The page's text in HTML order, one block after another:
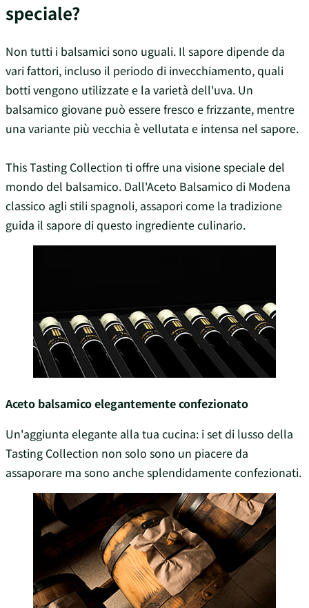
speciale?
Non tutti i balsamici sono uguali. Il sapore dipende da
vari fattori, incluso il periodo di invecchiamento, quali
botti vengono utilizzate e la varietà dell'uva. Un
balsamico giovane può essere fresco e frizzante, mentre
una variante più vecchia è vellutata e intensa nel sapore.
This Tasting Collection ti offre una visione speciale del
mondo del balsamico. Dall'Aceto Balsamico di Modena
classico agli stili spagnoli, assapori come la tradizione
guida il sapore di questo ingrediente culinario.
Aceto balsamico elegantemente confezionato
Un'aggiunta elegante alla tua cucina: i set di lusso della
Tasting Collection non solo sono un piacere da
assaporare ma sono anche splendidamente confezionati.